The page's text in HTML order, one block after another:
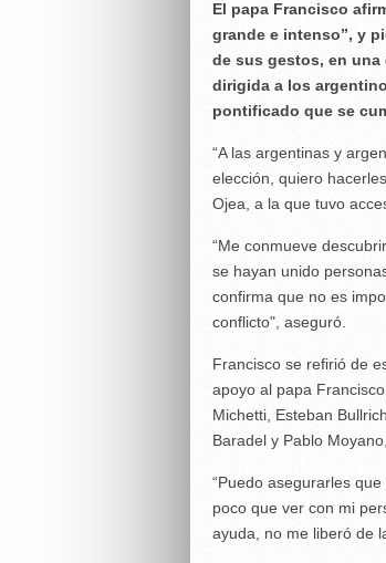
El papa Francisco
grande e intenso”, y
de sus gestos, en una
dirigida a los
pontificado que se
“A las argentinas y
elección, quiero
Ojea, a la que tuvo
“Me conmueve
se hayan unido
confirma que no es
conflicto", aseguró.
Francisco se refirió de
apoyo al papa
Michetti, Esteban
Baradel y Pablo
“Puedo asegurarles
poco que ver con mi
ayuda, no me liberó de